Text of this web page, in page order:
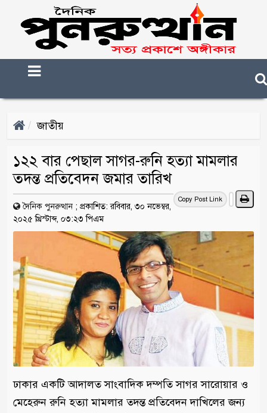
জাতীয়
১২২ বার পেছাল সাগর-রুনি হত্যা মামলার
তদন্ত প্রতিবেদন জমার তারিখ
Copy Post Link
দৈনিক পুনরুত্থান ; প্রকাশিত: রবিবার, ৩০ নভেম্বর,
২০২৫ খ্রিস্টাব্দ, ০৩:২৩ পিএম
ঢাকার একটি আদালত সাংবাদিক দম্পতি সাগর সারোয়ার ও
মেহেরুন রুনি হত্যা মামলার তদন্ত প্রতিবেদন দাখিলের জন্য